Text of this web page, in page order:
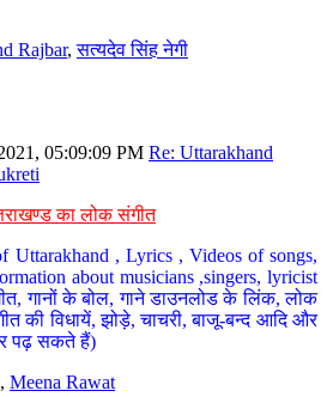
Rajbar,सत्यदेव सिंह नेगी
05:09:09 PM Re: Uttarakhand
का लोक संगीत
Uttarakhand , Lyrics , Videos of songs,
about musicians ,singers, lyricist
गानों के बोल, गाने डाउनलोड के लिंक, लोक
की विधायें, झोड़े, चाचरी, बाजू-बन्द आदि और
पढ़ सकते हैं)
, Meena Rawat